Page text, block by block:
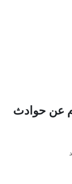
عن حوادث